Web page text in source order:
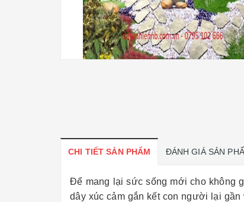
CHI TIẾT SẢN PHẨM ĐÁNH GIÁ SẢN
Để mang lại sức sống mới cho không
dây xúc cảm gắn kết con người lại